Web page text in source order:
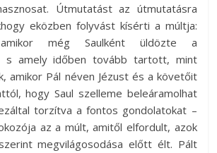
Útmutatást az útmutatásra
eközben folyvást kísérti a múltja:
még Saulként üldözte a
s amely időben tovább tartott, mint
amikor Pál néven Jézust és a követőit
hogy Saul szelleme beleáramolhat
torzítva a fontos gondolatokat –
az a múlt, amitől elfordult, azok
megvilágosodása előtt élt. Pált